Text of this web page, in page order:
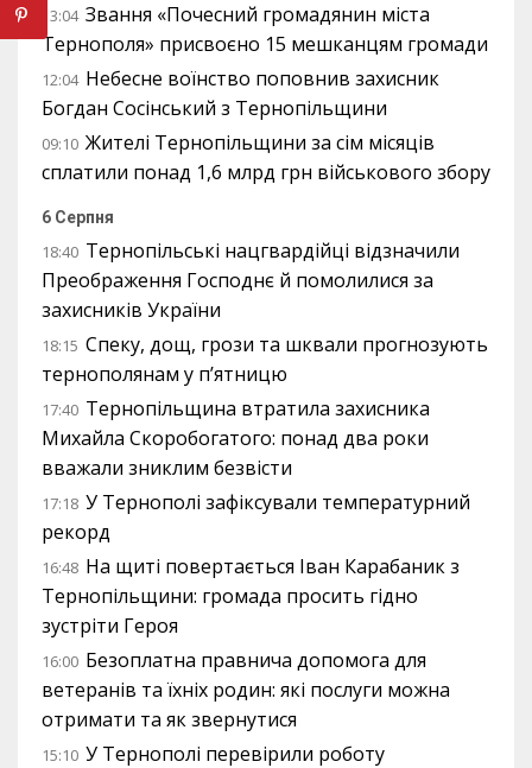
13:04 Звання «Почесний громадянин міста
Тернополя» присвоєно 15 мешканцям громади
12:04 Небесне воїнство поповнив захисник
Богдан Сосінський з Тернопільщини
09:10 Жителі Тернопільщини за сім місяців
сплатили понад 1,6 млрд грн військового збору
6 Серпня
18:40 Тернопільські нацгвардійці відзначили
Преображення Господнє й помолилися за
захисників України
18:15 Спеку, дощ, грози та шквали прогнозують
тернополянам у п’ятницю
17:40 Тернопільщина втратила захисника
Михайла Скоробогатого: понад два роки
вважали зниклим безвісти
17:18 У Тернополі зафіксували температурний
рекорд
16:48 На щиті повертається Іван Карабаник з
Тернопільщини: громада просить гідно
зустріти Героя
16:00 Безоплатна правнича допомога для
ветеранів та їхніх родин: які послуги можна
отримати та як звернутися
15:10 У Тернополі перевірили роботу